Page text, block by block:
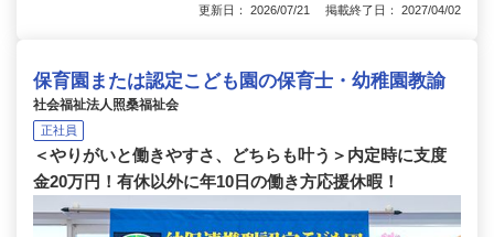
更新日： 2026/07/21 掲載終了日： 2027/04/02
保育園または認定こども園の保育士・幼稚園教諭
社会福祉法人照桑福祉会
正社員
＜やりがいと働きやすさ、どちらも叶う＞内定時に支度
金20万円！有休以外に年10日の働き方応援休暇！